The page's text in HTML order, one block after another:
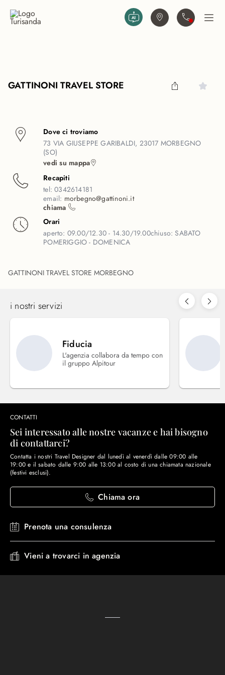
Trova agenziaContattaciApri
GATTINONI TRAVEL STORE
Dove ci troviamo
73 VIA GIUSEPPE GARIBALDI, 23017 MORBEGNO
(SO)
vedi su mappa
Recapiti
tel:0342614181
email: morbegno@gattinoni.it
chiama
Orari
aperto: 09.00/12.30 - 14.30/19.00chiuso:SABATO
POMERIGGIO - DOMENICA
GATTINONI TRAVEL STORE MORBEGNO
i nostri servizi
Fiducia
L'agenzia collabora da tempo con
il gruppo Alpitour
CONTATTI
Sei interessato alle nostre vacanze e hai bisogno
di contattarci?
Contatta i nostri Travel Designer dal lunedì al venerdì dalle 09:00 alle
19:00 e il sabato dalle 9:00 alle 13:00 al costo di una chiamata nazionale
(festivi esclusi).
Chiama ora
Prenota una consulenza
Vieni a trovarci in agenzia